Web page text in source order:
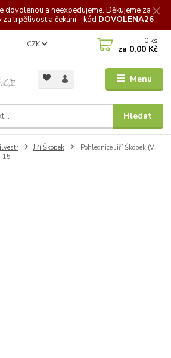
dovolenou a neexpedujeme. Děkujeme za
trpělivost a čekání - kód DOVOLENA26
Menu
CZK
Hledat
0 ks
za 0,00 Kč
Jiří Škopek
Pohlednice Jiří Škopek (V
15